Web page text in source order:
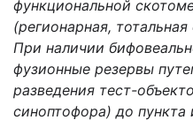
функциональной
(регионарная,
При наличии
фузионные резервы
разведения тест-
синоптофора) до пункта